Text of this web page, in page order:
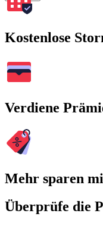
Kostenlose
Verdiene
Mehr sparen
Überprüfe die